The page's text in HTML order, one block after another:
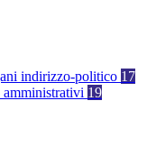
indirizzo-politico 17
19